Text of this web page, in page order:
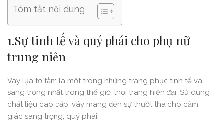
Tóm tắt nội dung
1.Sự tinh tế và quý phái cho phụ nữ
trung niên
Váy lụa tơ tằm là một trong những trang phục tinh tế và
sang trọng nhất trong thế giới thời trang hiện đại. Sử dụng
chất liệu cao cấp, váy mang đến sự thướt tha cho cảm
giác sang trọng, quý phái.